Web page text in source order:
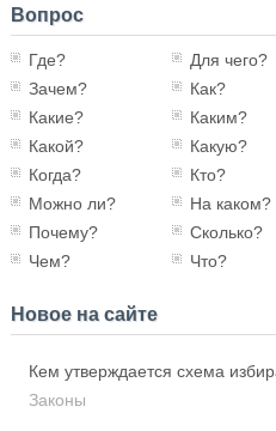
Вопрос
Где? Для чего?
Зачем?
Как?
Какие?
Каким?
Какой?
Какую?
Когда?
Кто?
Можно ли?
На каком?
Почему?
Сколько?
Чем?
Что?
Новое на сайте
Кем утверждается схема
Законы